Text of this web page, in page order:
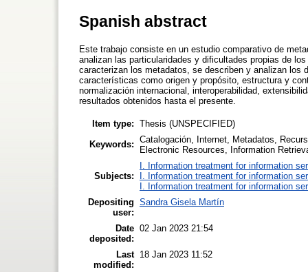
Spanish abstract
Este trabajo consiste en un estudio comparativo de
analizan las particularidades y dificultades propias de
caracterizan los metadatos, se describen y analizan los
características como origen y propósito, estructura y
normalización internacional, interoperabilidad,
resultados obtenidos hasta el presente.
Item type: Thesis (UNSPECIFIED)
Keywords: Catalogación, Internet, Metadatos,
Electronic Resources, Information
Subjects:
I. Information treatment for information
I. Information treatment for information
I. Information treatment for information
Depositing
user:
Sandra Gisela Martín
Date
deposited:
02 Jan 2023 21:54
Last
modified:
18 Jan 2023 11:52